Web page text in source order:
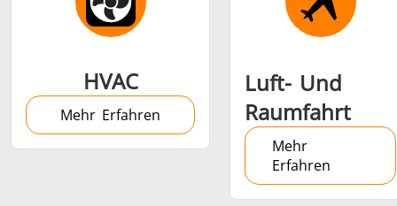
HVAC
Mehr Erfahren
Luft- Und
Raumfahrt
Mehr
Erfahren